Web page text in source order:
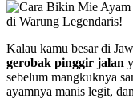
Kalau kamu besar di
gerobak pinggir jalan
sebelum mangkuknya
ayamnya manis legit,